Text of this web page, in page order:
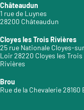
Châteaudun
1 rue de Luynes
28200 Châteaudun
Cloyes les Trois Rivières
25 rue Nationale Cloyes-
Loir 28220 Cloyes les Trois
Rivières
Brou
Rue de la Chevalerie 28160